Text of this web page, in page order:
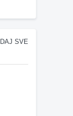
SVE